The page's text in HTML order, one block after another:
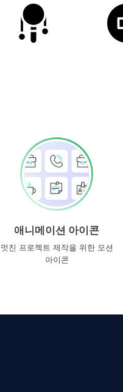
애니메이션 아이콘
멋진 프로젝트 제작을 위한 모션
아이콘